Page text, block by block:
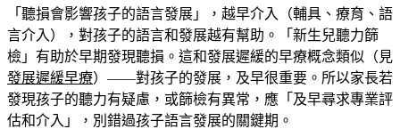
「聽損會影響孩子的語言發展」，越早介入（輔具、療育、語
言介入），對孩子的語言和發展越有幫助。「新生兒聽力篩
檢」有助於早期發現聽損。這和發展遲緩的早療概念類似（見
發展遲緩早療）——對孩子的發展，及早很重要。所以家長若
發現孩子的聽力有疑慮，或篩檢有異常，應「及早尋求專業評
估和介入」，別錯過孩子語言發展的關鍵期。